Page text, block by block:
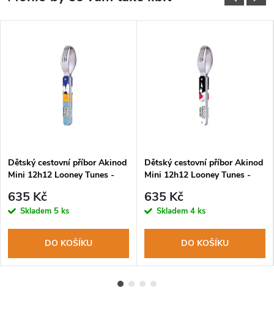
Dětský cestovní příbor Akinod
Mini 12h12 Looney Tunes -
635 Kč
Skladem 5 ks
DO KOŠÍKU
Dětský cestovní příbor Akinod
Mini 12h12 Looney Tunes -
635 Kč
Skladem 4 ks
DO KOŠÍKU